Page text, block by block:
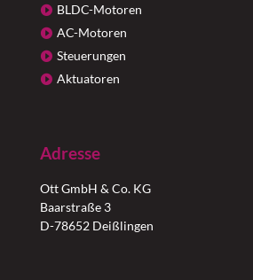
BLDC-Motoren
AC-Motoren
Steuerungen
Aktuatoren
Adresse
Ott GmbH & Co. KG
Baarstraße 3
D-78652 Deißlingen